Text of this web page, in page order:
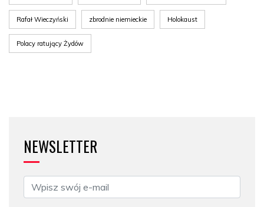
Rafał Wieczyński zbrodnie niemieckie Holokaust
Polacy ratujący Żydów
NEWSLETTER